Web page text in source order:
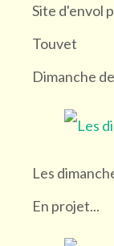
Site d'envol
Touvet
Dimanche
Les
En projet...